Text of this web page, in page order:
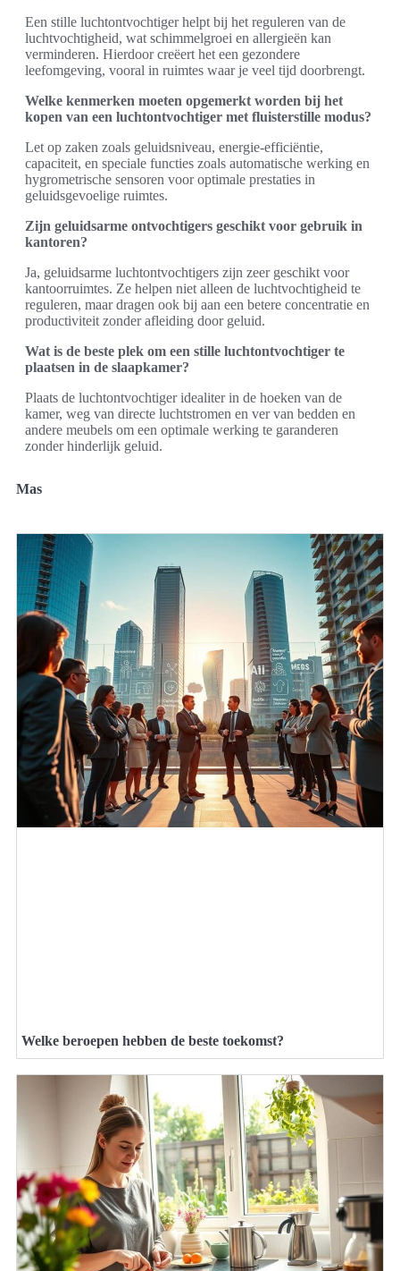
Een stille luchtontvochtiger helpt bij het reguleren van de
luchtvochtigheid, wat schimmelgroei en allergieën kan
verminderen. Hierdoor creëert het een gezondere
leefomgeving, vooral in ruimtes waar je veel tijd doorbrengt.
Welke kenmerken moeten opgemerkt worden bij het
kopen van een luchtontvochtiger met fluisterstille modus?
Let op zaken zoals geluidsniveau, energie-efficiëntie,
capaciteit, en speciale functies zoals automatische werking en
hygrometrische sensoren voor optimale prestaties in
geluidsgevoelige ruimtes.
Zijn geluidsarme ontvochtigers geschikt voor gebruik in
kantoren?
Ja, geluidsarme luchtontvochtigers zijn zeer geschikt voor
kantoorruimtes. Ze helpen niet alleen de luchtvochtigheid te
reguleren, maar dragen ook bij aan een betere concentratie en
productiviteit zonder afleiding door geluid.
Wat is de beste plek om een stille luchtontvochtiger te
plaatsen in de slaapkamer?
Plaats de luchtontvochtiger idealiter in de hoeken van de
kamer, weg van directe luchtstromen en ver van bedden en
andere meubels om een optimale werking te garanderen
zonder hinderlijk geluid.
Mas
Welke beroepen hebben de beste toekomst?